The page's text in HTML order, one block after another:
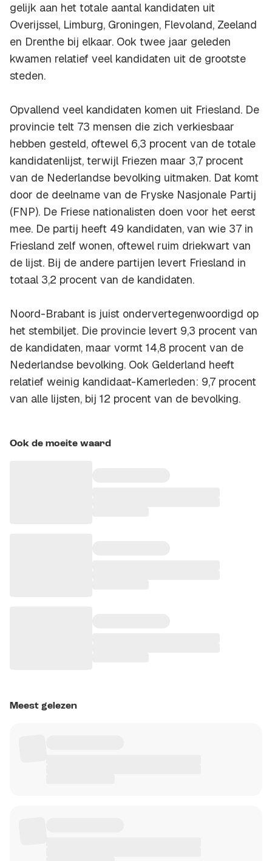
gelijk aan het totale aantal kandidaten uit
Overijssel, Limburg, Groningen, Flevoland, Zeeland
en Drenthe bij elkaar. Ook twee jaar geleden
kwamen relatief veel kandidaten uit de grootste
steden.
Opvallend veel kandidaten komen uit Friesland. De
provincie telt 73 mensen die zich verkiesbaar
hebben gesteld, oftewel 6,3 procent van de totale
kandidatenlijst, terwijl Friezen maar 3,7 procent
van de Nederlandse bevolking uitmaken. Dat komt
door de deelname van de Fryske Nasjonale Partij
(FNP). De Friese nationalisten doen voor het eerst
mee. De partij heeft 49 kandidaten, van wie 37 in
Friesland zelf wonen, oftewel ruim driekwart van
de lijst. Bij de andere partijen levert Friesland in
totaal 3,2 procent van de kandidaten.
Noord-Brabant is juist ondervertegenwoordigd op
het stembiljet. Die provincie levert 9,3 procent van
de kandidaten, maar vormt 14,8 procent van de
Nederlandse bevolking. Ook Gelderland heeft
relatief weinig kandidaat-Kamerleden: 9,7 procent
van alle lijsten, bij 12 procent van de bevolking.
Ook de moeite waard
Meest gelezen